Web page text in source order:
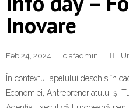
Inovare
Feb 24, 2024 ciafadmin
În contextul apelului deschis în
Economiei, Antreprenoriatului și